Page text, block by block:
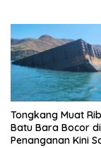
Tongkang Muat
Batu Bara Bocor
Penanganan Kini